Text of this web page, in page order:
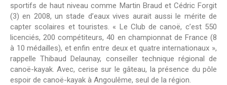
sportifs de haut niveau comme Martin Braud et Cédric Forgit
(3) en 2008, un stade d’eaux vives aurait aussi le mérite de
capter scolaires et touristes. « Le Club de canoë, c’est 550
licenciés, 200 compétiteurs, 40 en championnat de France (8
à 10 médailles), et enfin entre deux et quatre internationaux »,
rappelle Thibaud Delaunay, conseiller technique régional de
canoë-kayak. Avec, cerise sur le gâteau, la présence du pôle
espoir de canoë-kayak à Angoulême, seul de la région.